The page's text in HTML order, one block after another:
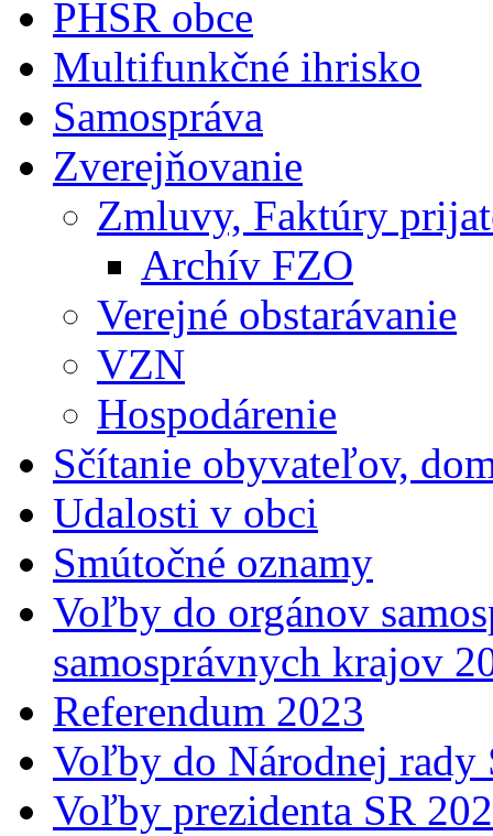
PHSR obce
Multifunkčné ihrisko
Samospráva
Zverejňovanie
Zmluvy, Faktúry
Archív FZO
Verejné obstarávanie
VZN
Hospodárenie
Sčítanie obyvateľov,
Udalosti v obci
Smútočné oznamy
Voľby do orgánov
samosprávnych krajov
Referendum 2023
Voľby do Národnej
Voľby prezidenta SR